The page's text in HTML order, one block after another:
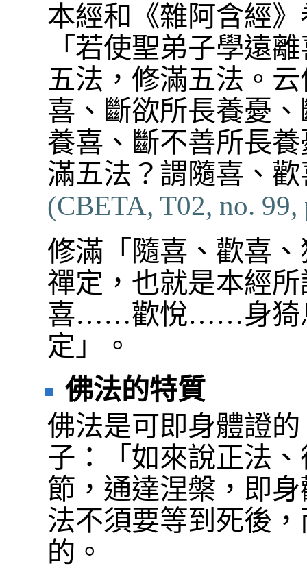
本經和《雜阿含經
「若使聖弟子學遠
五法，修滿五法。
喜、斷欲所長養憂
養喜、斷不善所長
滿五法？謂隨喜、
(CBETA, T02, no. 99,
修滿「隨喜、歡喜
禪定，也就是本經
喜……歡悅……身
定」。
佛法的特質
佛法是可即身體證
子：「如來說正法
節，通達涅槃，即
法不須要等到死後
的。